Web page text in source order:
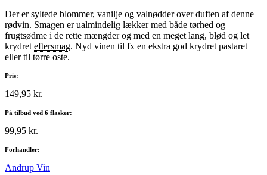
Der er syltede blommer, vanilje og valnødder over duften af denne
rødvin. Smagen er ualmindelig lækker med både tørhed og
frugtsødme i de rette mængder og med en meget lang, blød og let
krydret eftersmag. Nyd vinen til fx en ekstra god krydret pastaret
eller til tørre oste.
Pris:
149,95 kr.
På tilbud ved 6 flasker:
99,95 kr.
Forhandler:
Andrup Vin